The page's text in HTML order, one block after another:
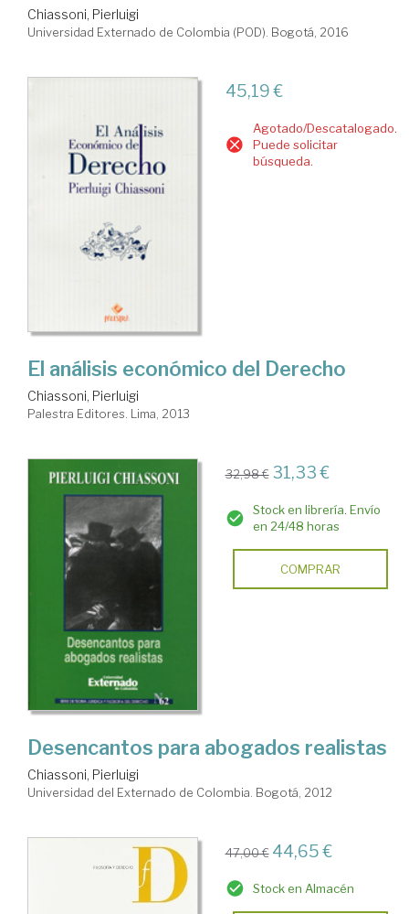
Chiassoni, Pierluigi
Universidad Externado de Colombia (POD). Bogotá, 2016
45,19 €
Agotado/Descatalogado.
Puede solicitar
búsqueda.
El análisis económico del Derecho
Chiassoni, Pierluigi
Palestra Editores. Lima, 2013
32,98 € 31,33 €
Stock en librería. Envío
en 24/48 horas
COMPRAR
Desencantos para abogados realistas
Chiassoni, Pierluigi
Universidad del Externado de Colombia. Bogotá, 2012
47,00 € 44,65 €
Stock en Almacén